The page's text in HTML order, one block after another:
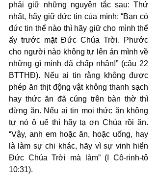
phải giữ những nguyên tắc sau: Thứ
nhất, hãy giữ đức tin của mình: “Bạn có
đức tin thể nào thì hãy giữ cho mình thể
ấy trước mặt Đức Chúa Trời. Phước
cho người nào không tự lên án mình về
những gì mình đã chấp nhận!” (câu 22
BTTHĐ). Nếu ai tin rằng không được
phép ăn thịt động vật không thanh sạch
hay thức ăn đã cúng trên bàn thờ thì
đừng ăn. Nếu ai tin mọi thức ăn không
tự nó ô uế thì hãy tạ ơn Chúa rồi ăn.
“Vậy, anh em hoặc ăn, hoặc uống, hay
là làm sự chi khác, hãy vì sự vinh hiển
Đức Chúa Trời mà làm” (I Cô-rinh-tô
10:31).